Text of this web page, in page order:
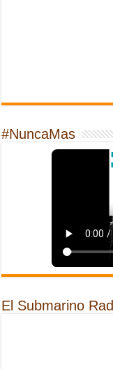
#NuncaMas
El Submarino